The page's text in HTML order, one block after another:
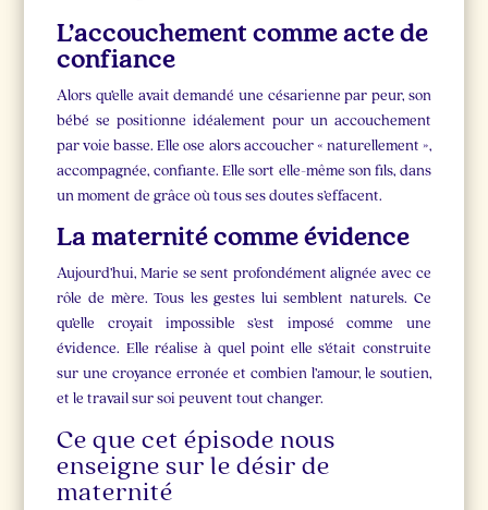
L’accouchement comme acte de
confiance
Alors qu’elle avait demandé une césarienne par peur, son
bébé se positionne idéalement pour un accouchement
par voie basse. Elle ose alors accoucher « naturellement »,
accompagnée, confiante. Elle sort elle-même son fils, dans
un moment de grâce où tous ses doutes s’effacent.
La maternité comme évidence
Aujourd’hui, Marie se sent profondément alignée avec ce
rôle de mère. Tous les gestes lui semblent naturels. Ce
qu’elle croyait impossible s’est imposé comme une
évidence. Elle réalise à quel point elle s’était construite
sur une croyance erronée et combien l’amour, le soutien,
et le travail sur soi peuvent tout changer.
Ce que cet épisode nous
enseigne sur le désir de
maternité